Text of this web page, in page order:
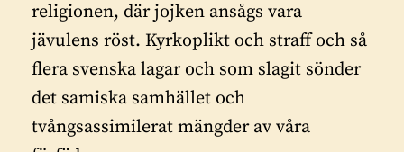
religionen, där jojken ansågs vara
jävulens röst. Kyrkoplikt och straff och så
flera svenska lagar och som slagit sönder
det samiska samhället och
tvångsassimilerat mängder av våra